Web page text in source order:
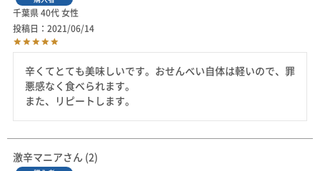
千葉県 40代 女性
投稿日
2021/06/14
辛くてとても美味しいです。おせんべい自体は軽いので、罪
悪感なく食べられます。
また、リピートします。
激辛マニア 2